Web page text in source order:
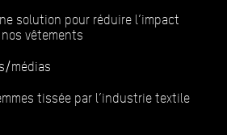
solution pour réduire l’impact
vêtements
médias
tissée par l’industrie textile